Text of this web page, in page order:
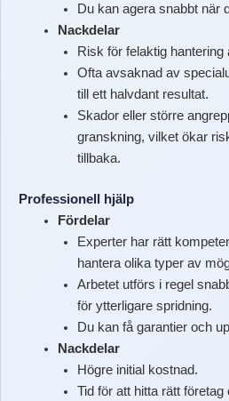
Du kan agera snabbt när
Nackdelar
Risk för felaktig hantering
Ofta avsaknad av
till ett halvdant resultat.
Skador eller större
granskning, vilket ökar
tillbaka.
Professionell hjälp
Fördelar
Experter har rätt
hantera olika typer av
Arbetet utförs i regel
för ytterligare spridning.
Du kan få garantier och
Nackdelar
Högre initial kostnad.
Tid för att hitta rätt företag